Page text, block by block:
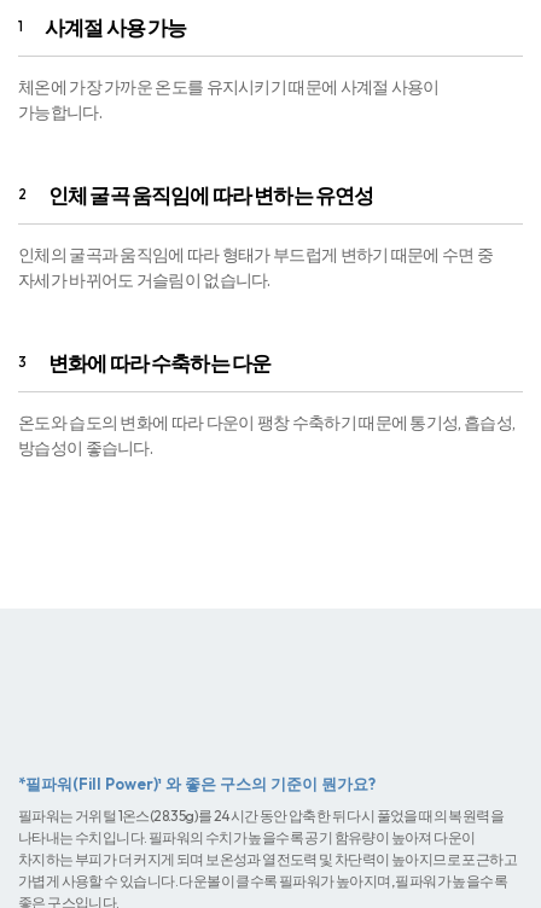
1 사계절 사용 가능
체온에 가장 가까운 온도를 유지시키기 때문에 사계절 사용이
가능합니다.
2 인체 굴곡 움직임에 따라 변하는 유연성
인체의 굴곡과 움직임에 따라 형태가 부드럽게 변하기 때문에 수면 중
자세가 바뀌어도 거슬림이 없습니다.
3 변화에 따라 수축하는 다운
온도와 습도의 변화에 따라 다운이 팽창 수축하기 때문에 통기성, 흡습성,
방습성이 좋습니다.
*필파워(Fill Power)¹ 와 좋은 구스의 기준​이 뭔가요?
필파워는 거위털 1온스(28.35g)를 24시간 동안 압축한 뒤 다시 풀었을 때의 복원력을
나타내는 수치입니다. 필파워의 수치가 높을수록 공기 함유량이 높아져 다운이